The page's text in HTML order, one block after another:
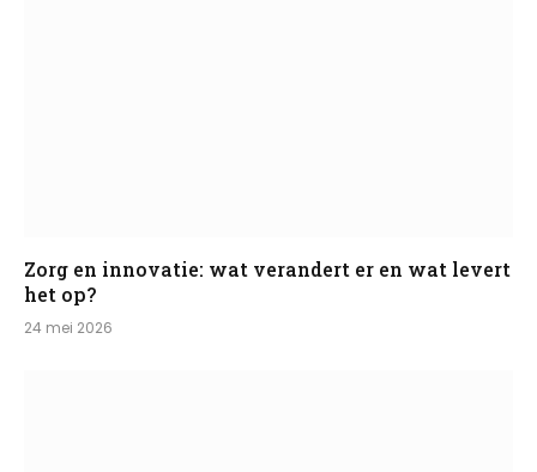
Zorg en innovatie: wat verandert er en wat levert
het op?
24 mei 2026